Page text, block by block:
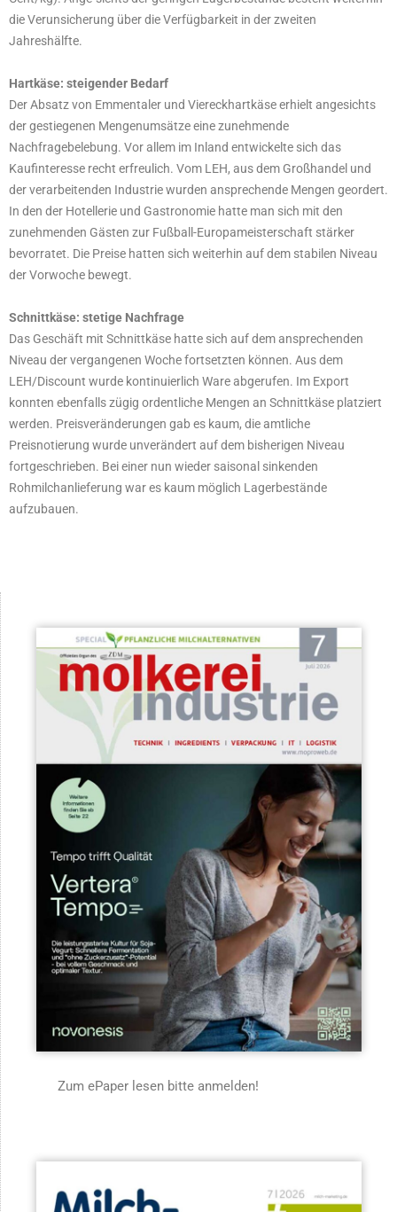
die Verunsicherung über die Verfügbarkeit in der zweiten
Jahreshälfte.
Hartkäse: steigender Bedarf
Der Absatz von Emmentaler und Viereckhartkäse erhielt angesichts
der gestiegenen Mengenumsätze eine zunehmende
Nachfragebelebung. Vor allem im Inland entwickelte sich das
Kaufinteresse recht erfreulich. Vom LEH, aus dem Großhandel und
der verarbeitenden Industrie wurden ansprechende Mengen geordert.
In den der Hotellerie und Gastronomie hatte man sich mit den
zunehmenden Gästen zur Fußball-Europameisterschaft stärker
bevorratet. Die Preise hatten sich weiterhin auf dem stabilen Niveau
der Vorwoche bewegt.
Schnittkäse: stetige Nachfrage
Das Geschäft mit Schnittkäse hatte sich auf dem ansprechenden
Niveau der vergangenen Woche fortsetzten können. Aus dem
LEH/Discount wurde kontinuierlich Ware abgerufen. Im Export
konnten ebenfalls zügig ordentliche Mengen an Schnittkäse platziert
werden. Preisveränderungen gab es kaum, die amtliche
Preisnotierung wurde unverändert auf dem bisherigen Niveau
fortgeschrieben. Bei einer nun wieder saisonal sinkenden
Rohmilchanlieferung war es kaum möglich Lagerbestände
aufzubauen.
Zum ePaper lesen bitte anmelden!